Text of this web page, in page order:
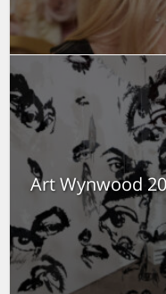
Art Wynwood